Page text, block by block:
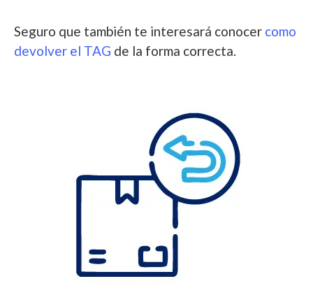
Seguro que también te interesará conocer como
devolver el TAG de la forma correcta.